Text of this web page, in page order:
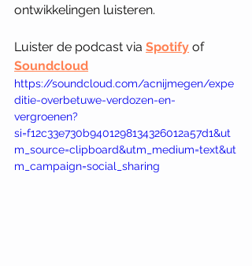
ontwikkelingen luisteren.
Luister de podcast via Spotify of
Soundcloud
https://soundcloud.com/acnijmegen/expe
ditie-overbetuwe-verdozen-en-
vergroenen?
si=f12c33e730b9401298134326012a57d1&ut
m_source=clipboard&utm_medium=text&ut
m_campaign=social_sharing